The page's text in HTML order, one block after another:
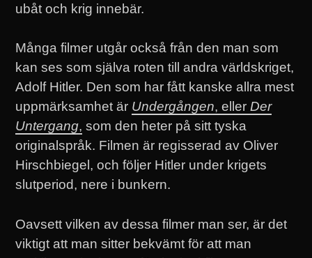
ubåt och krig innebär.
Många filmer utgår också från den man som
kan ses som själva roten till andra världskriget,
Adolf Hitler. Den som har fått kanske allra mest
uppmärksamhet är Undergången, ellerDer
Untergang, som den heter på sitt tyska
originalspråk. Filmen är regisserad av Oliver
Hirschbiegel, och följer Hitler under krigets
slutperiod, nere i bunkern.
Oavsett vilken av dessa filmer man ser, är det
viktigt att man sitter bekvämt för att man